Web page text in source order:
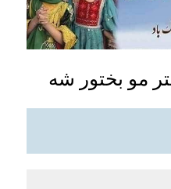
مو بختور شه